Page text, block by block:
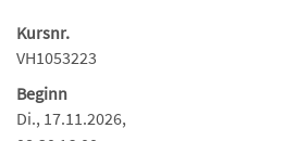
Kursnr.
VH1053223
Beginn
Di., 17.11.2026,